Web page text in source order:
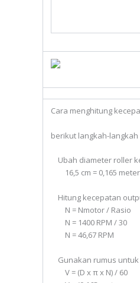
Cara menghitung
berikut langkah-
Ubah diameter roller
16,5 cm = 0,165 meter
Hitung kecepatan
N = Nmotor / Rasio
N = 1400 RPM / 30
N = 46,67 RPM
Gunakan rumus untuk
V = (D x π x N) / 60